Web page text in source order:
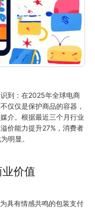
到：在2025年全球电商
仅仅是保护商品的容器，
介。根据最近三个月行业
价能力提升27%，消费者
明显。
价值
具有情感共鸣的包装支付